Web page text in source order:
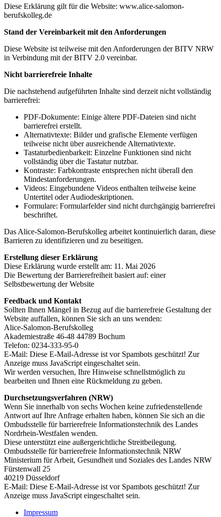
Diese Erklärung gilt für die Website: www.alice-salomon-
berufskolleg.de
Stand der Vereinbarkeit mit den Anforderungen
Diese Website ist teilweise mit den Anforderungen der BITV NRW
in Verbindung mit der BITV 2.0 vereinbar.
Nicht barrierefreie Inhalte
Die nachstehend aufgeführten Inhalte sind derzeit nicht vollständig
barrierefrei:
PDF-Dokumente: Einige ältere PDF-Dateien sind nicht
barrierefrei erstellt.
Alternativtexte: Bilder und grafische Elemente verfügen
teilweise nicht über ausreichende Alternativtexte.
Tastaturbedienbarkeit: Einzelne Funktionen sind nicht
vollständig über die Tastatur nutzbar.
Kontraste: Farbkontraste entsprechen nicht überall den
Mindestanforderungen.
Videos: Eingebundene Videos enthalten teilweise keine
Untertitel oder Audiodeskriptionen.
Formulare: Formularfelder sind nicht durchgängig barrierefrei
beschriftet.
Das Alice-Salomon-Berufskolleg arbeitet kontinuierlich daran, diese
Barrieren zu identifizieren und zu beseitigen.
Erstellung dieser Erklärung
Diese Erklärung wurde erstellt am: 11. Mai 2026
Die Bewertung der Barrierefreiheit basiert auf: einer
Selbstbewertung der Website
Feedback und Kontakt
Sollten Ihnen Mängel in Bezug auf die barrierefreie Gestaltung der
Website auffallen, können Sie sich an uns wenden:
Alice-Salomon-Berufskolleg
Akademiestraße 46-48 44789 Bochum
Telefon: 0234-333-95-0
E-Mail: Diese E-Mail-Adresse ist vor Spambots geschützt! Zur
Anzeige muss JavaScript eingeschaltet sein.
Wir werden versuchen, Ihre Hinweise schnellstmöglich zu
bearbeiten und Ihnen eine Rückmeldung zu geben.
Durchsetzungsverfahren (NRW)
Wenn Sie innerhalb von sechs Wochen keine zufriedenstellende
Antwort auf Ihre Anfrage erhalten haben, können Sie sich an die
Ombudsstelle für barrierefreie Informationstechnik des Landes
Nordrhein-Westfalen wenden.
Diese unterstützt eine außergerichtliche Streitbeilegung.
Ombudsstelle für barrierefreie Informationstechnik NRW
Ministerium für Arbeit, Gesundheit und Soziales des Landes NRW
Fürstenwall 25
40219 Düsseldorf
E-Mail: Diese E-Mail-Adresse ist vor Spambots geschützt! Zur
Anzeige muss JavaScript eingeschaltet sein.
Impressum